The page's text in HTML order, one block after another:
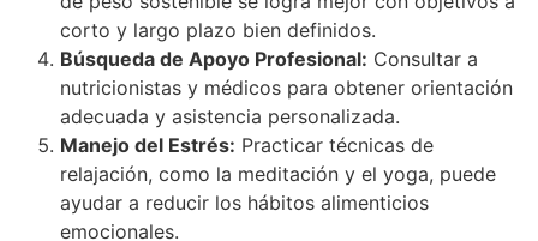
corto y largo plazo bien definidos.
Búsqueda de Apoyo Profesional: Consultar a
nutricionistas y médicos para obtener orientación
adecuada y asistencia personalizada.
Manejo del Estrés: Practicar técnicas de
relajación, como la meditación y el yoga, puede
ayudar a reducir los hábitos alimenticios
emocionales.